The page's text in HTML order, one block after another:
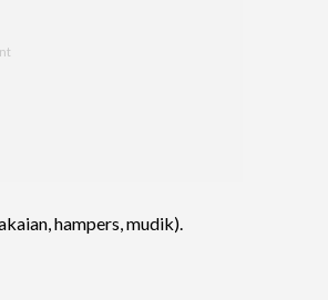
hampers, mudik).